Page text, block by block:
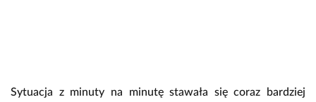
Sytuacja z minuty na minutę stawała się coraz bardziej